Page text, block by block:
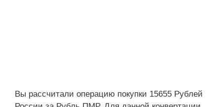
Вы рассчитали операцию покупки 15655 Рублей